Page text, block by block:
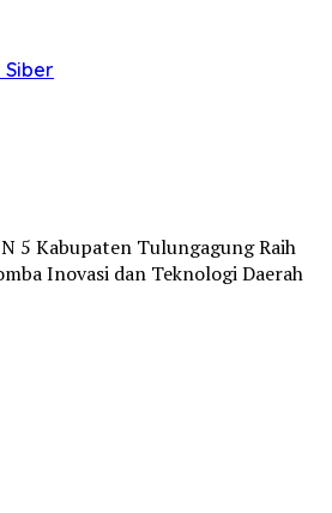
Siber
5 Kabupaten Tulungagung Raih
Inovasi dan Teknologi Daerah